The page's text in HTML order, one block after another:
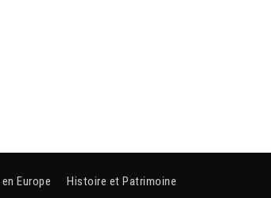
Europe Histoire et Patrimoine